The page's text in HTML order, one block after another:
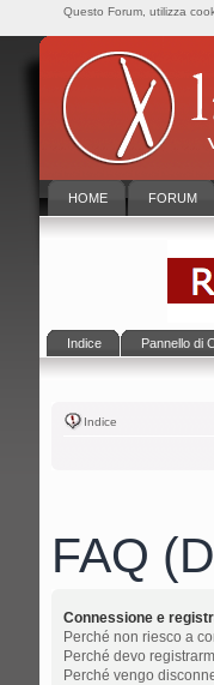
HOME FORUM
Indice Pannello di
Indice
FAQ
Connessione e
Perché non riesco a
Perché devo
Perché vengo
Questo Forum, utilizza